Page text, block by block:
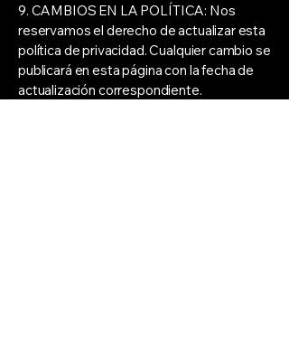
9. CAMBIOS EN LA POLÍTICA: Nos
reservamos el derecho de actualizar esta
política de privacidad. Cualquier cambio se
publicará en esta página con la fecha de
actualización correspondiente.